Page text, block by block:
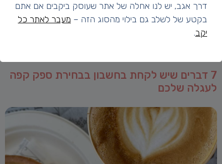
7 דברים שיש לקחת בחשבון בבחירת ספק קפה
לעגלה שלכם
דרך אגב, יש לנו אחלה של אתר שעוסק ביקבים אם אתם
בקטע של לשלב גם בילוי מהסוג הזה – מעבר לאתר כל
יקב.